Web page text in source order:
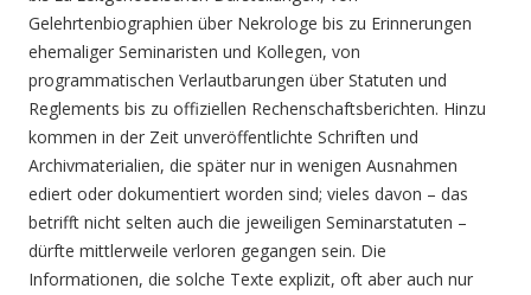
Gelehrtenbiographien über Nekrologe bis zu Erinnerungen
ehemaliger Seminaristen und Kollegen, von
programmatischen Verlautbarungen über Statuten und
Reglements bis zu offiziellen Rechenschaftsberichten. Hinzu
kommen in der Zeit unveröffentlichte Schriften und
Archivmaterialien, die später nur in wenigen Ausnahmen
ediert oder dokumentiert worden sind; vieles davon – das
betrifft nicht selten auch die jeweiligen Seminarstatuten –
dürfte mittlerweile verloren gegangen sein. Die
Informationen, die solche Texte explizit, oft aber auch nur